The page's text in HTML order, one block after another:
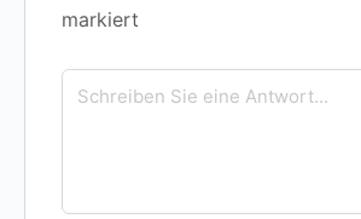
markiert